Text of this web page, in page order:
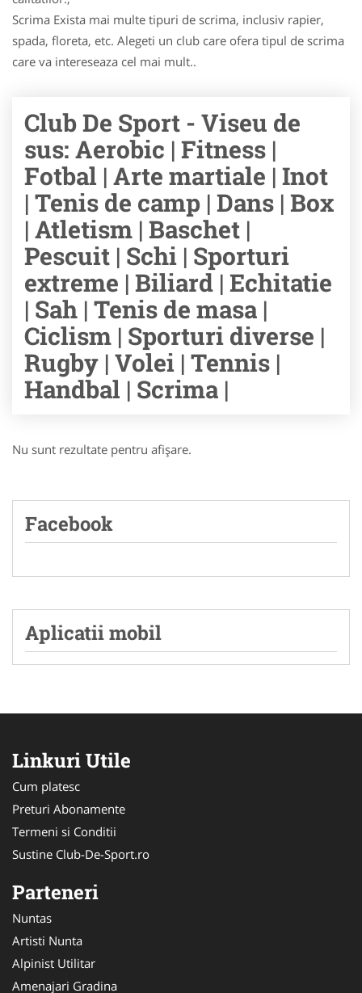
Scrima Exista mai multe tipuri de scrima, inclusiv rapier,
spada, floreta, etc. Alegeti un club care ofera tipul de scrima
care va intereseaza cel mai mult..
Club De Sport - Viseu de
sus: Aerobic | Fitness |
Fotbal | Arte martiale | Inot
| Tenis de camp | Dans | Box
| Atletism | Baschet |
Pescuit | Schi | Sporturi
extreme | Biliard | Echitatie
| Sah | Tenis de masa |
Ciclism | Sporturi diverse |
Rugby | Volei | Tennis |
Handbal | Scrima |
Nu sunt rezultate pentru afişare.
Facebook
Aplicatii mobil
Linkuri Utile
Cum platesc
Preturi Abonamente
Termeni si Conditii
Sustine Club-De-Sport.ro
Parteneri
Nuntas
Artisti Nunta
Alpinist Utilitar
Amenajari Gradina